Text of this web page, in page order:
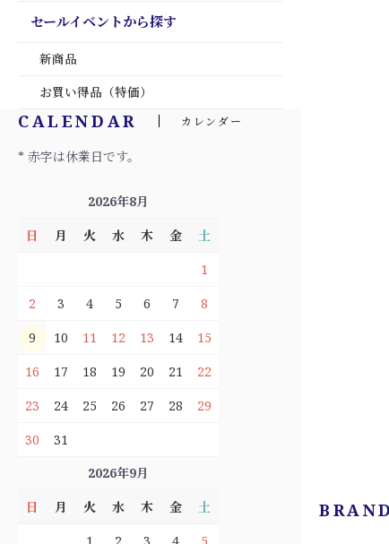
セールイベントから探す
新商品
お買い得品（特価）
CALENDAR カレンダー
* 赤字は休業日です。
2026年8月
日
月 火 水 木 金
土
1
2
3 4 5 6 7
8
9
10 11 12 13 14
15
16
17 18 19 20 21
22
23
24 25 26 27 28
29
30
31
2026年9月
日
月 火 水 木 金
土
BRAND